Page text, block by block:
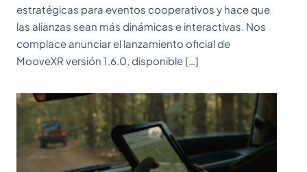
estratégicas para eventos cooperativos y hace que
las alianzas sean más dinámicas e interactivas. Nos
complace anunciar el lanzamiento oficial de
MooveXR versión 1.6.0, disponible […]